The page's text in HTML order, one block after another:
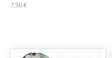
7,50 €